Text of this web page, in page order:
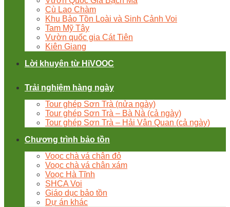
Cù Lao Chàm
Khu Bảo Tồn Loài và Sinh Cảnh Voi
Tam Mỹ Tây
Vườn quốc gia Cát Tiên
Kiên Giang
Lời khuyên từ HiVOOC
Trải nghiệm hàng ngày
Tour ghép Sơn Trà (nửa ngày)
Tour ghép Sơn Trà – Bà Nà (cả ngày)
Tour ghép Sơn Trà – Hải Vân Quan (cả ngày)
Chương trình bảo tồn
Voọc chà vá chân đỏ
Voọc chà vá chân xám
Voọc Hà Tĩnh
SHCA Voi
Giáo dục bảo tồn
Dự án khác